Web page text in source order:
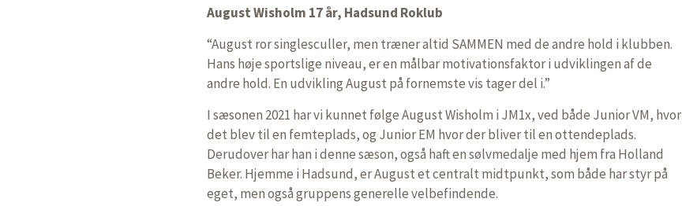
August Wisholm 17 år, Hadsund Roklub
“August ror singlesculler, men træner altid SAMMEN med de andre hold i klubben.
Hans høje sportslige niveau, er en målbar motivationsfaktor i udviklingen af de
andre hold. En udvikling August på fornemste vis tager del i.”
I sæsonen 2021 har vi kunnet følge August Wisholm i JM1x, ved både Junior VM, hvor
det blev til en femteplads, og Junior EM hvor der bliver til en ottendeplads.
Derudover har han i denne sæson, også haft en sølvmedalje med hjem fra Holland
Beker. Hjemme i Hadsund, er August et centralt midtpunkt, som både har styr på
eget, men også gruppens generelle velbefindende.